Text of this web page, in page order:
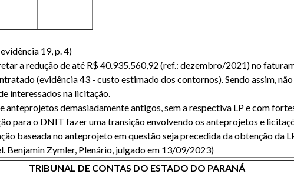
19, p. 4)
a redução de até R$ 40.935.560,92 (ref.: dezembro/2021) no
(evidência 43 - custo estimado dos contornos). Sendo assim,
interessados na licitação.
demasiadamente antigos, sem a respectiva LP e com
para o DNIT fazer uma transição envolvendo os anteprojetos e
baseada no anteprojeto em questão seja precedida da obtenção da
Benjamin Zymler, Plenário, julgado em 13/09/2023)
TRIBUNAL DE CONTAS DO ESTADO DO PARANÁ